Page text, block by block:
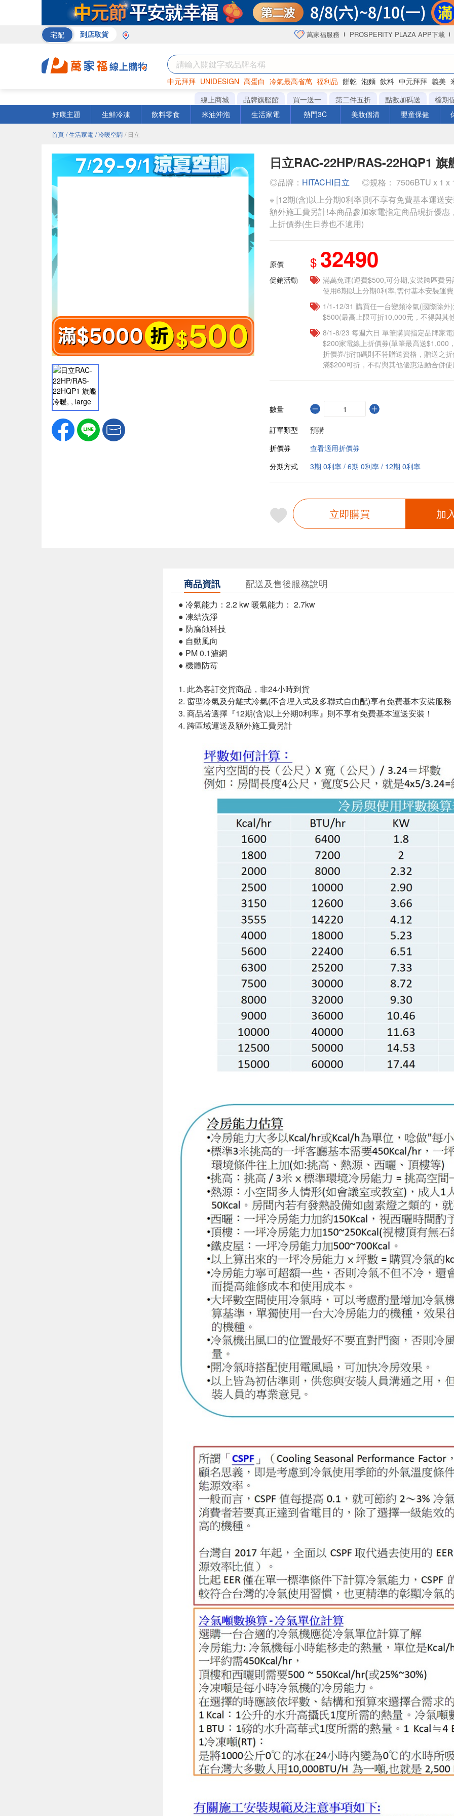
宅配 到店取貨 萬家福服務 PROSPERITY PLAZA APP下載
中元拜拜 UNIDESIGN 高蛋白 冷氣最高省萬 福利品 餅乾 泡麵 飲料 中元拜拜 義美
罐頭 咖啡 海苔
線上商城 品牌旗艦館 買一送一 第二件五折 點數加碼送
檔期
好康主題
生鮮冷凍 飲料零食 米油沖泡 生活家電 熱門3C 美妝個清 嬰童保健
首頁 / 生活家電 / 冷暖空調 / 日立
日立RAC-22HP/RAS-22HQP1 旗
◎品牌： HITACHI日立
◎規格： 7506BTU x 1 x
※ [12期(含)以上分期0利率]則不享有免費基本運送
額外施工費另計!本商品參加家電指定商品現折優惠
上折價券(生日券也不適用)
原價 $ 32490
促銷活動
滿萬免運(運費$500,可分期,安裝跨區費
使用6期以上分期0利率,需付基本安裝運
1/1-12/31 購買任一台變頻冷氣(國際除外
$500(最高上限可折10,000元，不得與其
8/1-8/23 每週六日 單筆購買指定品牌家
$200家電線上折價券(單筆最高送$1,000
折價券/折扣碼則不符贈送資格，贈送之
滿$200可折，不得與其他優惠活動合併
數量
訂單類型
預購
折價券
查看適用折價券
分期方式
3期 0利率 / 6期 0利率 / 12期 0利率
立即購買 加
商品資訊 配送及售後服務說明
● 冷氣能力：2.2 kw 暖氣能力： 2.7kw
● 凍結洗淨
● 防腐蝕科技
● 自動風向
● PM 0.1濾網
● 機體防霉
1. 此為客訂交貨商品，非24小時到貨
2. 窗型冷氣及分離式冷氣(不含埋入式及多聯式自由配)享有免費基本安裝服務
3. 商品若選擇『12期(含)以上分期0利率』則不享有免費基本運送安裝！
4. 跨區域運送及額外施工費另計